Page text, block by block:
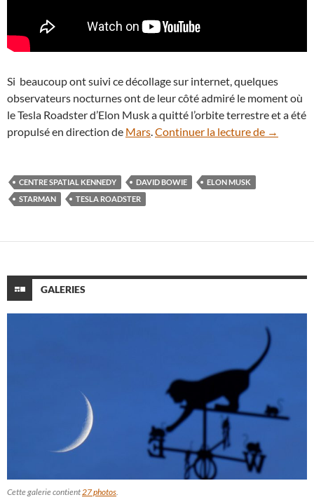
Si beaucoup ont suivi ce décollage sur internet, quelques
observateurs nocturnes ont de leur côté admiré le moment où
le Tesla Roadster d’Elon Musk a quitté l’orbite terrestre et a été
propulsé en direction de Mars.Continuer la lecture de Insolite :
→
CENTRE SPATIAL KENNEDY DAVID BOWIE
ELON MUSK
STARMAN
TESLA ROADSTER
GALERIES
Cette galerie contient 27 photos